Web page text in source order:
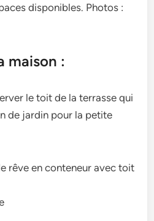
disponibles. Photos :
maison :
le toit de la terrasse qui
de jardin pour la petite